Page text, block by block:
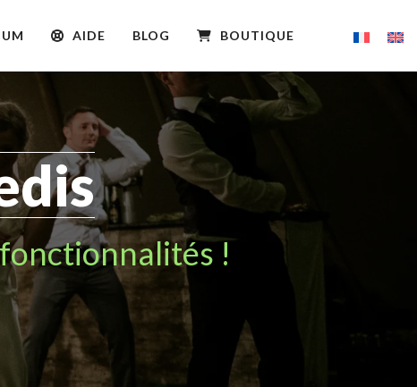
AIDE BLOG BOUTIQUE
!